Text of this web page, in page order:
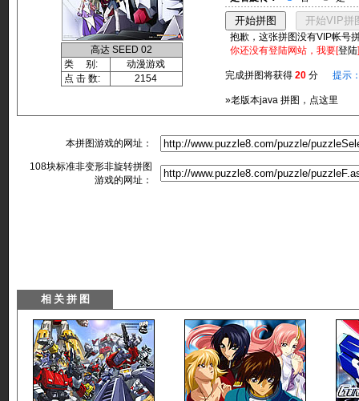
高达 SEED 02
类 别:
动漫游戏
点 击 数:
2154
抱歉，这张拼图没有VIP帐号
你还没有登陆网站，我要[登陆
完成拼图将获得 20 分 提示
»老版本java 拼图，点这里
本拼图游戏的网址：
108块标准非变形非旋转拼图
游戏的网址：